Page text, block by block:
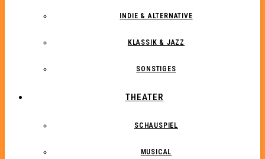
INDIE & ALTERNATIVE
KLASSIK & JAZZ
SONSTIGES
THEATER
SCHAUSPIEL
MUSICAL